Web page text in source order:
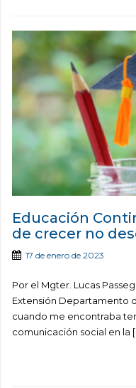
Educación
de crecer no
17 de enero de 2023
Por el Mgter. Lucas
Extensión Departamento
cuando me encontraba
comunicación social en la